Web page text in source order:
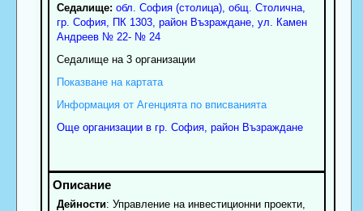
Седалище: обл. София (столица), общ. Столична,
гр. София, ПК 1303, район Възраждане, ул. Камен
Андреев № 22- № 24
Седалище на 3 организации
Показване на картата
Информация от Агенцията по вписванията
Още организации в гр. София, район Възраждане
Дейности: Управление на инвестиционни проекти,